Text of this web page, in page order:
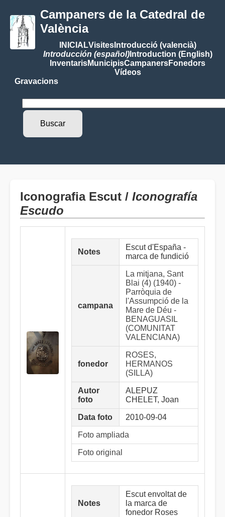
Campaners de la Catedral de
València
INICIALVisitesIntroducció (valencià)
Introducción (español)Introduction (English)
InventarisMunicipisCampanersFonedors
Vídeos
Gravacions
Iconografia Escut / Iconografía
Escudo
Notes
Escut d'España -
marca de fundició
campana
La mitjana, Sant
Blai (4) (1940) -
Parròquia de
l'Assumpció de la
Mare de Déu -
BENAGUASIL
(COMUNITAT
VALENCIANA)
fonedor
ROSES,
HERMANOS
(SILLA)
Autor
foto
ALEPUZ
CHELET, Joan
Data foto 2010-09-04
Foto ampliada
Foto original
Notes
Escut envoltat de
la marca de
fonedor Roses